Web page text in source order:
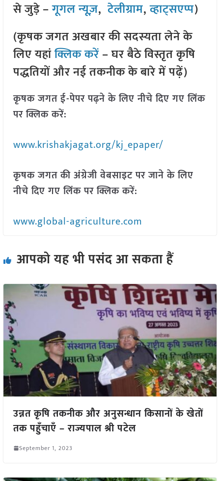
से जुड़े –गूगल न्यूज़,टेलीग्राम,व्हाट्सएप्प)
(कृषक जगत अखबार की सदस्यता लेने के
लिए यहांक्लिक करें– घर बैठे विस्तृत कृषि
पद्धतियों और नई तकनीक के बारे में पढ़ें)
कृषक जगत ई-पेपर पढ़ने के लिए नीचे दिए गए लिंक
पर क्लिक करें:
www.krishakjagat.org/kj_epaper/
कृषक जगत की अंग्रेजी वेबसाइट पर जाने के लिए
नीचे दिए गए लिंक पर क्लिक करें:
www.global-agriculture.com
आपको यह भी पसंद आ सकता हैं
उन्नत कृषि तकनीक और अनुसन्धान किसानों के खेतों
तक पहुँचाएँ – राज्यपाल श्री पटेल
September 1, 2023